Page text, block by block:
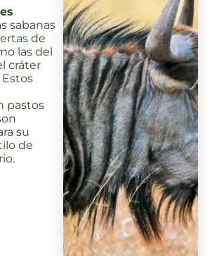
sabanas
de
las del
cráter
pastos
su
de